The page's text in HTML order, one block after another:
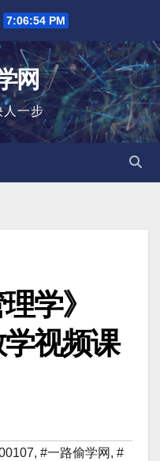
7:06:55 PM
网
人一步
学》
学视频课
, #一路偷学网 , #